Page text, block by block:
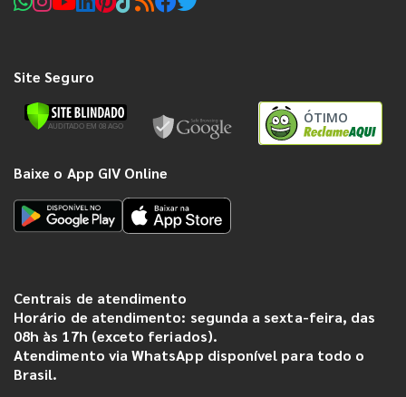
Site Seguro
ÓTIMO
Baixe o App GIV Online
Centrais de atendimento
Horário de atendimento: segunda a sexta-feira, das
08h às 17h (exceto feriados).
Atendimento via WhatsApp disponível para todo o
Brasil.